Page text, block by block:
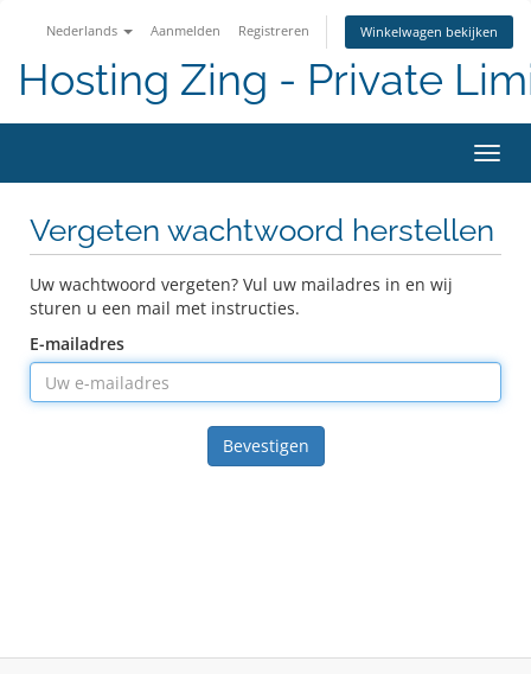
Nederlands Aanmelden Registreren Winkelwagen bekijken
Hosting Zing - Private
in-/
Vergeten wachtwoord herstellen
Uw wachtwoord vergeten? Vul uw mailadres in en wij
sturen u een mail met instructies.
E-mailadres
Bevestigen